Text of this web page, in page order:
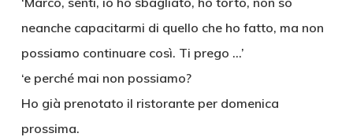
neanche capacitarmi di quello che ho fatto, ma non
possiamo continuare così. Ti prego …’
‘e perché mai non possiamo?
Ho già prenotato il ristorante per domenica
prossima.